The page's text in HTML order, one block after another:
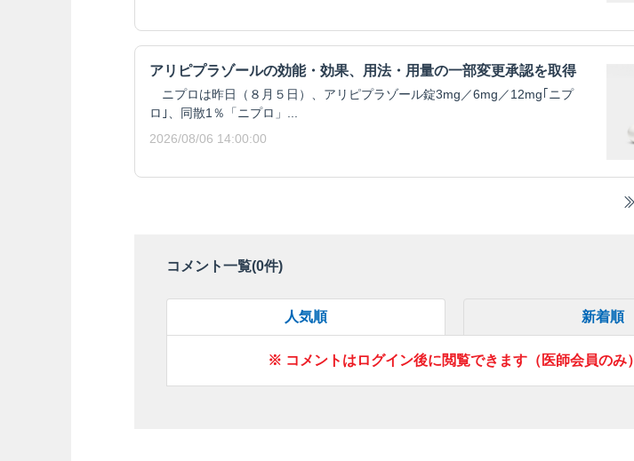
アリピプラゾールの効能・効果、用法・用量の一部変更承認を取得
ニプロは昨日（８月５日）、アリピプラゾール錠3mg／6mg／12mg｢ニプ
ロ｣、同散1％「ニプロ」...
2026/08/06 14:00:00
コメント一覧(0件)
人気順 新着順
※ コメントはログイン後に閲覧できます（医師会員のみ）